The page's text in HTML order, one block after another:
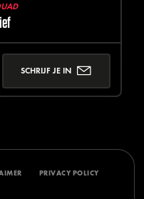
SCHRIJF JE IN
PRIVACY POLICY